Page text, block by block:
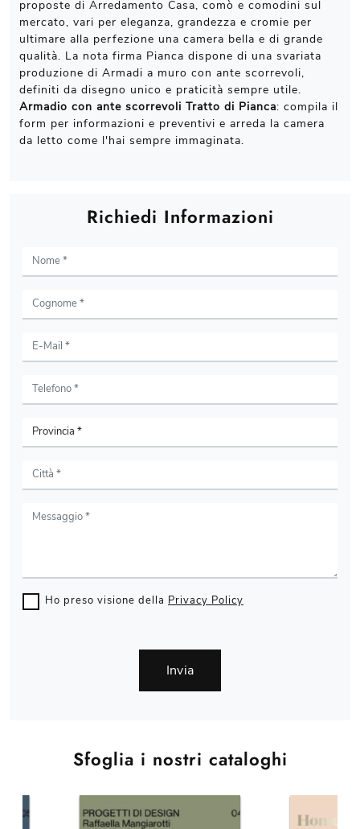
proposte di Arredamento Casa, comò e comodini sul
mercato, vari per eleganza, grandezza e cromie per
ultimare alla perfezione una camera bella e di grande
qualità. La nota firma Pianca dispone di una svariata
produzione di Armadi a muro con ante scorrevoli,
definiti da disegno unico e praticità sempre utile.
Armadio con ante scorrevoli Tratto di Pianca: compila il
form per informazioni e preventivi e arreda la camera
da letto come l'hai sempre immaginata.
Sfoglia i nostri cataloghi
Richiedi Informazioni
Ho preso visione della Privacy Policy
Invia